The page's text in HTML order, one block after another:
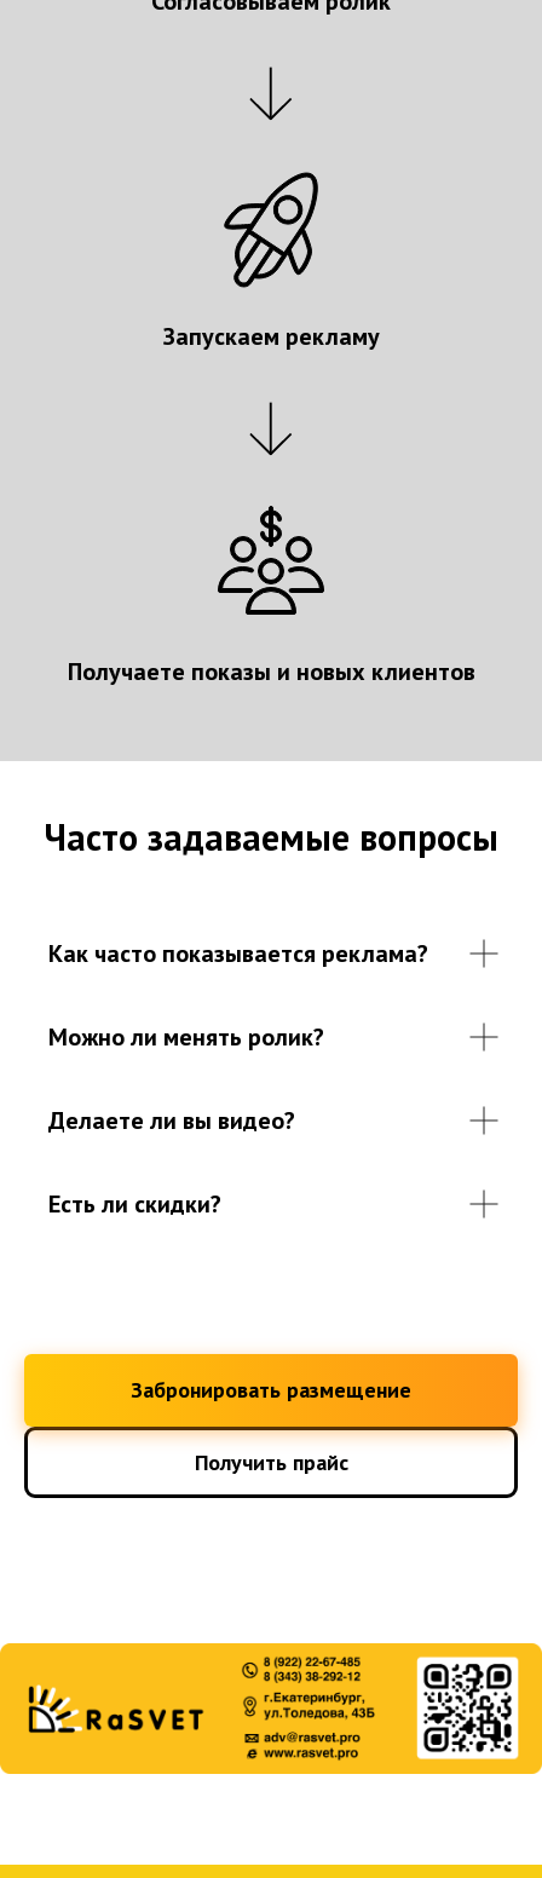
Запускаем рекламу
Получаете показы и новых клиентов
Часто задаваемые вопросы
Как часто показывается реклама?
Можно ли менять ролик?
Делаете ли вы видео?
Есть ли скидки?
Забронировать размещение
Получить прайс